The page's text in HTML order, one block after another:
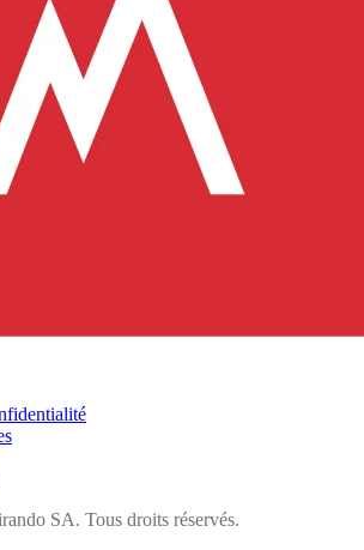
SA. Tous droits réservés.